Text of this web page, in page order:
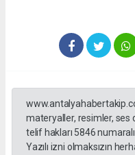
materyaller, resimler, ses
telif hakları 5846
Yazılı izni olmaksızın